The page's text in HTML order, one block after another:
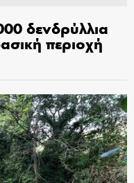
δενδρύλλια
περιοχή